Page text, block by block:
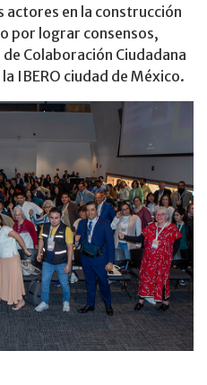
actores en la construcción
por lograr consensos,
Colaboración Ciudadana
IBERO ciudad de México.